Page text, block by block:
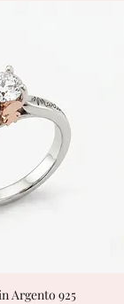
rapida
Argento 925